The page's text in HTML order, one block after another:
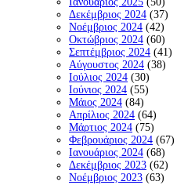
Δεκέμβριος 2024 (37)
Νοέμβριος 2024 (42)
Οκτώβριος 2024 (60)
Σεπτέμβριος 2024 (41)
Αύγουστος 2024 (38)
Ιούλιος 2024 (30)
Ιούνιος 2024 (55)
Μάιος 2024 (84)
Απρίλιος 2024 (64)
Μάρτιος 2024 (75)
Φεβρουάριος 2024 (67)
Ιανουάριος 2024 (68)
Δεκέμβριος 2023 (62)
Νοέμβριος 2023 (63)